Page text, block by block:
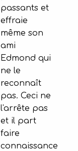
passants et
effraie
même son
ami
Edmond qui
ne le
reconnaît
pas. Ceci ne
l'arrête pas
et il part
faire
connaissance